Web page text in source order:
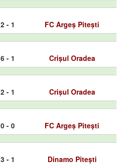
2 - 1 FC Argeș Pitești
6 - 1 Crișul Oradea
2 - 1 Crișul Oradea
0 - 0 FC Argeș Pitești
3 - 1 Dinamo Pitești